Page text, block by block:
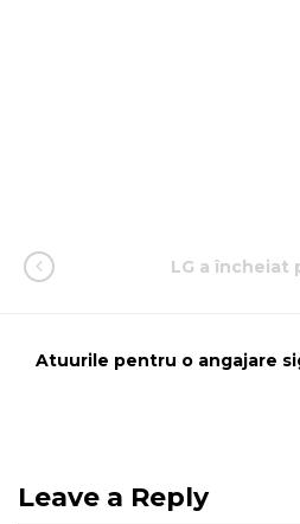
LG a încheiat
Atuurile pentru o angajare
Leave a Reply